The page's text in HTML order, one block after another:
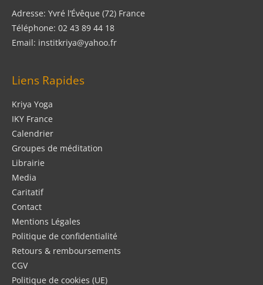
Adresse: Yvré l’Évêque (72) France
Téléphone: 02 43 89 44 18
Email: institkriya@yahoo.fr
Liens Rapides
Kriya Yoga
IKY France
Calendrier
Groupes de méditation
Librairie
Media
Caritatif
Contact
Mentions Légales
Politique de confidentialité
Retours & remboursements
CGV
Politique de cookies (UE)